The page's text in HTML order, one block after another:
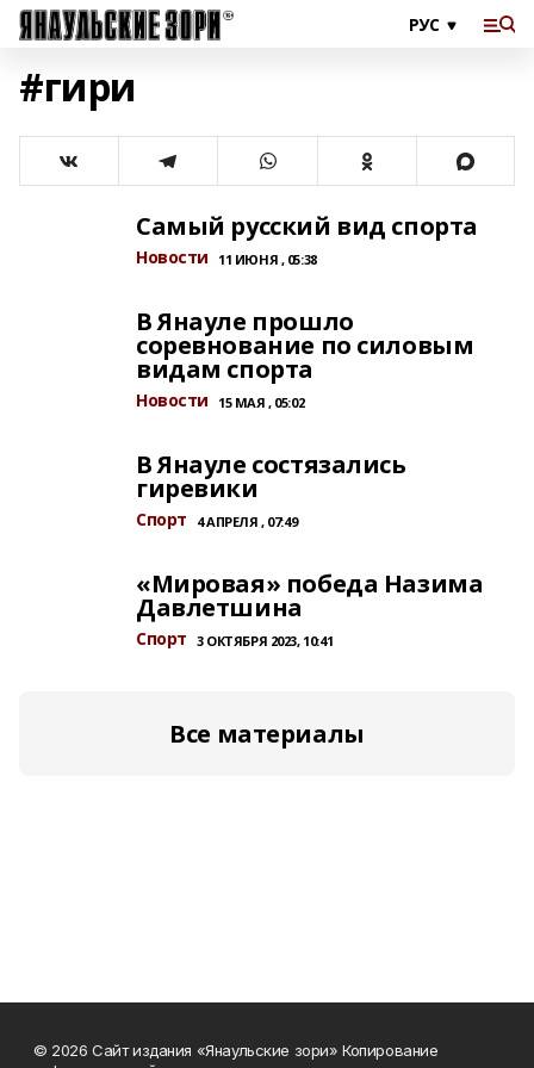
#гири
Самый русский вид спорта
Новости 11 ИЮНЯ , 05:38
В Янауле прошло
соревнование по силовым
видам спорта
Новости 15 МАЯ , 05:02
В Янауле состязались
гиревики
Спорт 4 АПРЕЛЯ , 07:49
«Мировая» победа Назима
Давлетшина
Спорт 3 ОКТЯБРЯ 2023, 10:41
Все материалы
© 2026 Сайт издания «Янаульские зори» Копирование